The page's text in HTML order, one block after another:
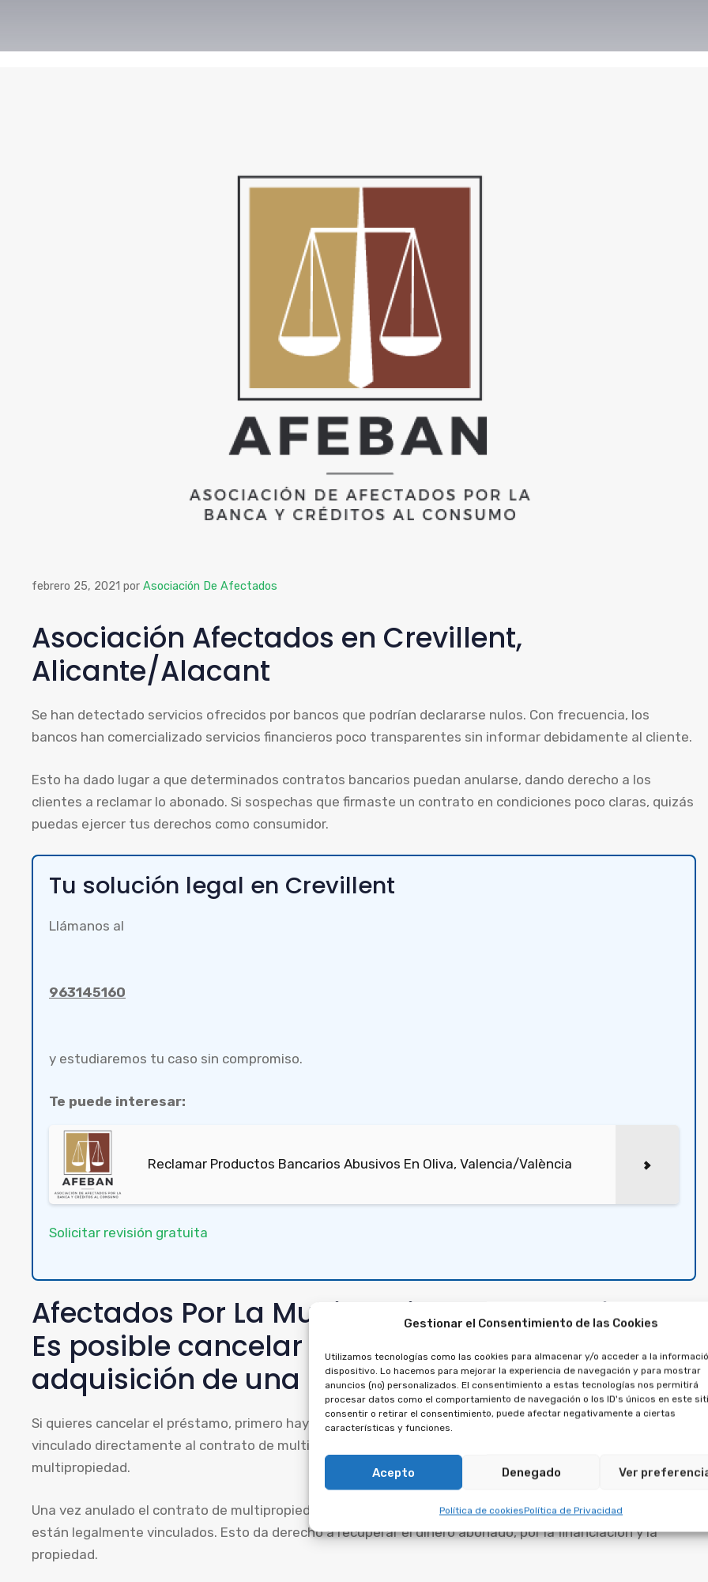
Gestionar el Consentimiento de las Cookies
Utilizamos tecnologías como las cookies para almacenar y/o acceder a la
dispositivo. Lo hacemos para mejorar la experiencia de navegación y para mostrar
anuncios (no) personalizados. El consentimiento a estas tecnologías nos permitirá
procesar datos como el comportamiento de navegación o los ID's únicos en este
consentir o retirar el consentimiento, puede afectar negativamente a ciertas
características y funciones.
Acepto Denegado Ver
Política de cookiesPolítica de Privacidad
febrero 25, 2021 por Asociación De Afectados
Asociación Afectados en Crevillent,
Alicante/Alacant
Se han detectado servicios ofrecidos por bancos que podrían declararse nulos. Con frecuencia, los
bancos han comercializado servicios financieros poco transparentes sin informar debidamente al cliente.
Esto ha dado lugar a que determinados contratos bancarios puedan anularse, dando derecho a los
clientes a reclamar lo abonado. Si sospechas que firmaste un contrato en condiciones poco claras, quizás
puedas ejercer tus derechos como consumidor.
Tu solución legal en Crevillent
Llámanos al
963145160
y estudiaremos tu caso sin compromiso.
Te puede interesar:
Reclamar Productos Bancarios Abusivos En Oliva, Valencia/València
Solicitar revisión gratuita
Afectados Por La Multipropiedad en Crevillent
Es posible cancelar el préstamo vinculado a la
adquisición de una multipropiedad
Si quieres cancelar el préstamo, primero hay que anular el acuerdo principal antes. El crédito está
vinculado directamente al contrato de multipropiedad, por lo que debe anularse junto con la
multipropiedad.
Una vez anulado el contrato de multipropiedad, se puede solicitar la anulación del crédito, ya que ambos
están legalmente vinculados. Esto da derecho a recuperar el dinero abonado, por la financiación y la
propiedad.